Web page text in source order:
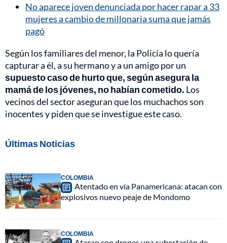
No aparece joven denunciada por hacer rapar a 33
mujeres a cambio de millonaria suma que jamás
pagó
Según los familiares del menor, la Policía lo quería
capturar a él, a su hermano y a un amigo por un
supuesto caso de hurto que, según asegura la
mamá de los jóvenes, no habían cometido. Los
vecinos del sector aseguran que los muchachos son
inocentes y piden que se investigue este caso.
Últimas Noticias
COLOMBIA
Atentado en vía Panamericana: atacan con
explosivos nuevo peaje de Mondomo
COLOMBIA